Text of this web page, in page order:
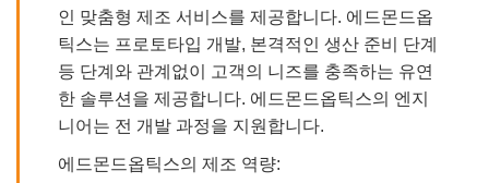
인 맞춤형 제조 서비스를 제공합니다. 에드몬드옵
틱스는 프로토타입 개발, 본격적인 생산 준비 단계
등 단계와 관계없이 고객의 니즈를 충족하는 유연
한 솔루션을 제공합니다. 에드몬드옵틱스의 엔지
니어는 전 개발 과정을 지원합니다.
에드몬드옵틱스의 제조 역량: